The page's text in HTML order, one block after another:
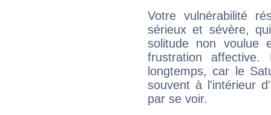
Votre vulnérabilité
sérieux et sévère,
solitude non voulue
frustration
longtemps, car le
souvent à l'intérieur
par se voir.